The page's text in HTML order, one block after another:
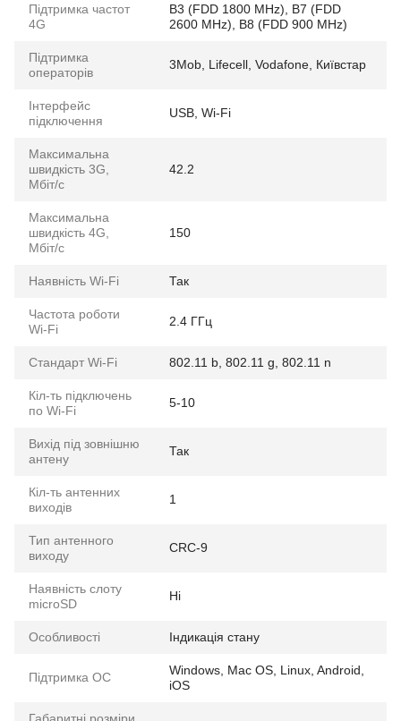
Підтримка частот
4G
B3 (FDD 1800 MHz), B7 (FDD
2600 MHz), B8 (FDD 900 MHz)
Підтримка
операторів
3Mob, Lifecell, Vodafone, Київстар
Інтерфейс
підключення
USB, Wi-Fi
Максимальна
швидкість 3G,
Мбіт/с
42.2
Максимальна
швидкість 4G,
Мбіт/с
150
Наявність Wi-Fi Так
Частота роботи
Wi-Fi
2.4 ГГц
Стандарт Wi-Fi 802.11 b, 802.11 g, 802.11 n
Кіл-ть підключень
по Wi-Fi
5-10
Вихід під зовнішню
антену
Так
Кіл-ть антенних
виходів
1
Тип антенного
виходу
CRC-9
Наявність слоту
microSD
Ні
Особливості Індикація стану
Підтримка ОС
Windows, Mac OS, Linux, Android,
iOS
Габаритні розміри,